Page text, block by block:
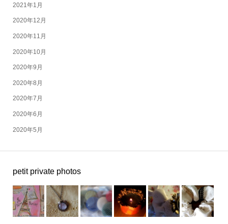
2021年1月
2020年12月
2020年11月
2020年10月
2020年9月
2020年8月
2020年7月
2020年6月
2020年5月
petit private photos